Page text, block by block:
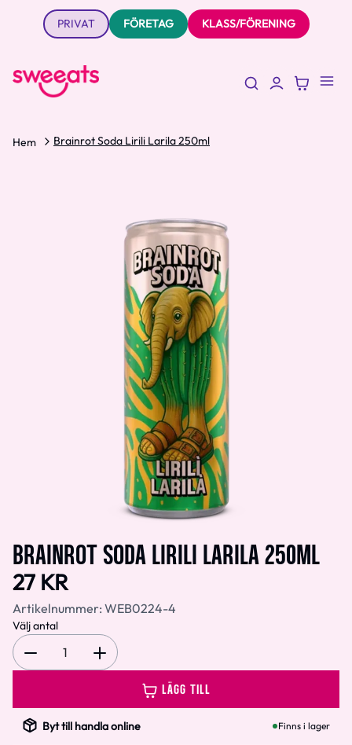
PRIVAT FÖRETAG KLASS/FÖRENING
Hem Brainrot Soda Lirili Larila 250ml
BRAINROT SODA LIRILI LARILA 250ML
27 KR
Artikelnummer: WEB0224-4
Välj antal
1
LÄGG TILL
Byt till handla online Finns i lager